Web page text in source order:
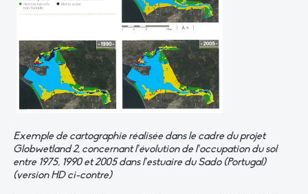
Exemple de cartographie réalisée dans le cadre du projet
Globwetland 2, concernant l’évolution de l’occupation du sol
entre 1975, 1990 et 2005 dans l’estuaire du Sado (Portugal)
(version HD ci-contre)